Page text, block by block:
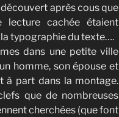
découvert après cous que
lecture cachée étaient
typographie du texte….
dans une petite ville
homme, son épouse et
à part dans la montage.
que de nombreuses
cherchées (que font